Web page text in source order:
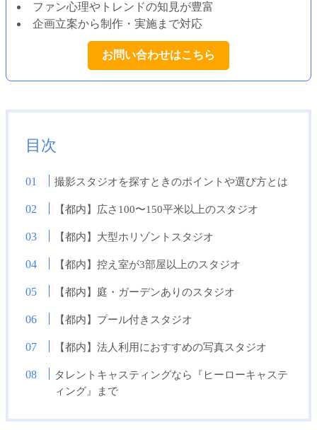
ファン心理やトレンドの知見が豊富
企画立案から制作・実施まで対応
お問い合わせはこちら
目次
撮影スタジオを探すときのポイントや選び方とは
【都内】広さ100〜150平米以上のスタジオ
【都内】大型ホリゾントスタジオ
【都内】控え室が3部屋以上のスタジオ
【都内】庭・ガーデンありのスタジオ
【都内】プール付きスタジオ
【都内】法人利用におすすめの写真スタジオ
タレントキャスティングなら『ヒーローキャステ
ィング』まで